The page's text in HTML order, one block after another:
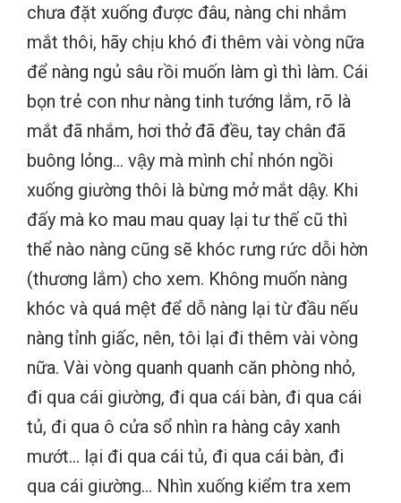
chưa đặt xuống được đâu, nàng chi nhắm
mắt thôi, hãy chịu khó đi thêm vài vòng nữa
để nàng ngủ sâu rồi muốn làm gì thì làm. Cái
bọn trẻ con như nàng tinh tướng lắm, rõ là
mắt đã nhắm, hơi thở đã đều, tay chân đã
buông lỏng… vậy mà mình chỉ nhón ngồi
xuống giường thôi là bừng mở mắt dậy. Khi
đấy mà ko mau mau quay lại tư thế cũ thì
thể nào nàng cũng sẽ khóc rưng rức dỗi hờn
(thương lắm) cho xem. Không muốn nàng
khóc và quá mệt để dỗ nàng lại từ đầu nếu
nàng tỉnh giấc, nên, tôi lại đi thêm vài vòng
nữa. Vài vòng quanh quanh căn phòng nhỏ,
đi qua cái giường, đi qua cái bàn, đi qua cái
tủ, đi qua ô cửa sổ nhìn ra hàng cây xanh
mướt… lại đi qua cái tủ, đi qua cái bàn, đi
qua cái giường… Nhìn xuống kiểm tra xem